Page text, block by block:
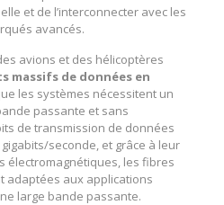
et de l’interconnecter avec les
avancés.
avions et des hélicoptères
massifs de données en
les systèmes nécessitent un
passante et sans
de transmission de données
seconde, et grâce à leur
électromagnétiques, les fibres
adaptées aux applications
large bande passante.